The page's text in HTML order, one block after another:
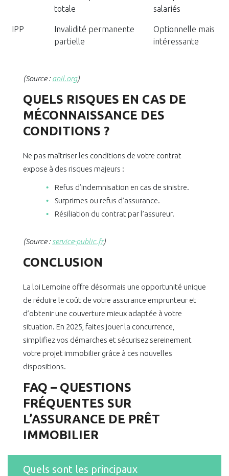
totale
salariés
IPP
Invalidité permanente
partielle
Optionnelle mais
intéressante
(Source :anil.org)
QUELS RISQUES EN CAS DE
MÉCONNAISSANCE DES
CONDITIONS ?
Ne pas maîtriser les conditions de votre contrat
expose à des risques majeurs :
Refus d’indemnisation en cas de sinistre.
Surprimes ou refus d’assurance.
Résiliation du contrat par l’assureur.
(Source :service-public.fr)
CONCLUSION
La loi Lemoine offre désormais une opportunité unique
de réduire le coût de votre assurance emprunteur et
d’obtenir une couverture mieux adaptée à votre
situation. En 2025, faites jouer la concurrence,
simplifiez vos démarches et sécurisez sereinement
votre projet immobilier grâce à ces nouvelles
dispositions.
FAQ – QUESTIONS
FRÉQUENTES SUR
L’ASSURANCE DE PRÊT
IMMOBILIER
Quels sont les principaux